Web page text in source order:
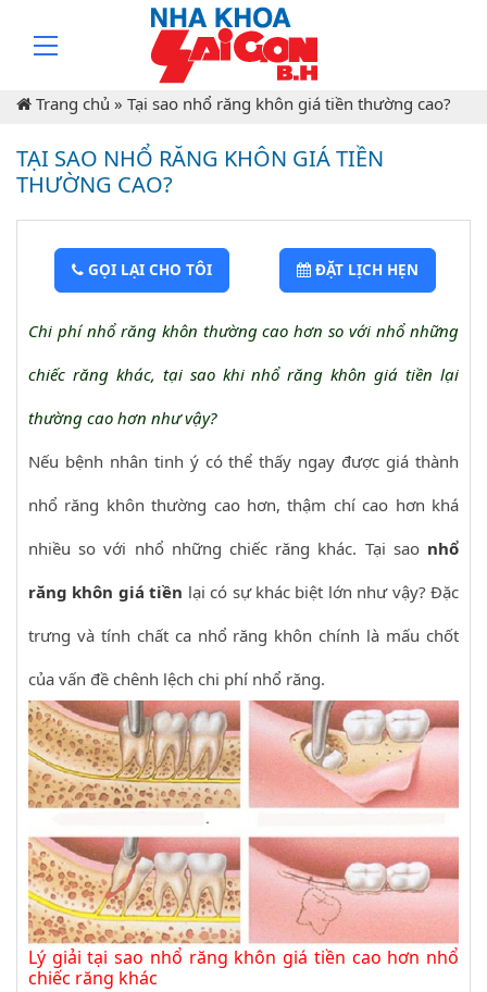
Trang chủ » Tại sao nhổ răng khôn giá tiền thường cao?
TẠI SAO NHỔ RĂNG KHÔN GIÁ TIỀN
THƯỜNG CAO?
GỌI LẠI CHO TÔI ĐẶT LỊCH HẸN
Chi phí nhổ răng khôn thường cao hơn so với nhổ những
chiếc răng khác, tại sao khi nhổ răng khôn giá tiền lại
thường cao hơn như vậy?
Nếu bệnh nhân tinh ý có thể thấy ngay được giá thành
nhổ răng khôn thường cao hơn, thậm chí cao hơn khá
nhiều so với nhổ những chiếc răng khác. Tại sao nhổ
răng khôn giá tiền lại có sự khác biệt lớn như vậy? Đặc
trưng và tính chất ca nhổ răng khôn chính là mấu chốt
của vấn đề chênh lệch chi phí nhổ răng.
Lý giải tại sao nhổ răng khôn giá tiền cao hơn nhổ
chiếc răng khác